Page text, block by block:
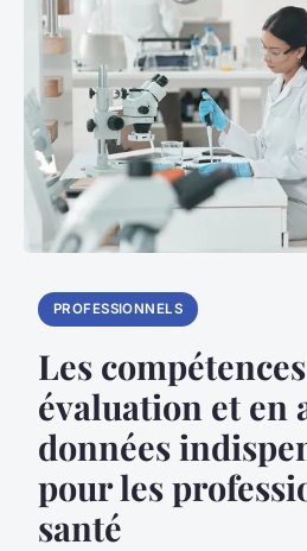
PROFESSIONNELS
Les
évaluation et en
données
pour les
santé